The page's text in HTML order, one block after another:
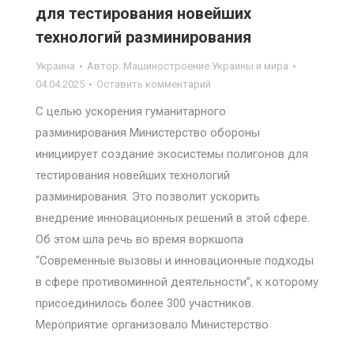
для тестирования новейших
технологий разминирования
Украина Автор: Машиностроение Украины и мира
04.04.2025
Оставить комментарий
С целью ускорения гуманитарного
разминирования Министерство обороны
инициирует создание экосистемы полигонов для
тестирования новейших технологий
разминирования. Это позволит ускорить
внедрение инновационных решений в этой сфере.
Об этом шла речь во время воркшопа
“Современные вызовы и инновационные подходы
в сфере противоминной деятельности”, к которому
присоединилось более 300 участников.
Мероприятие организовало Министерство